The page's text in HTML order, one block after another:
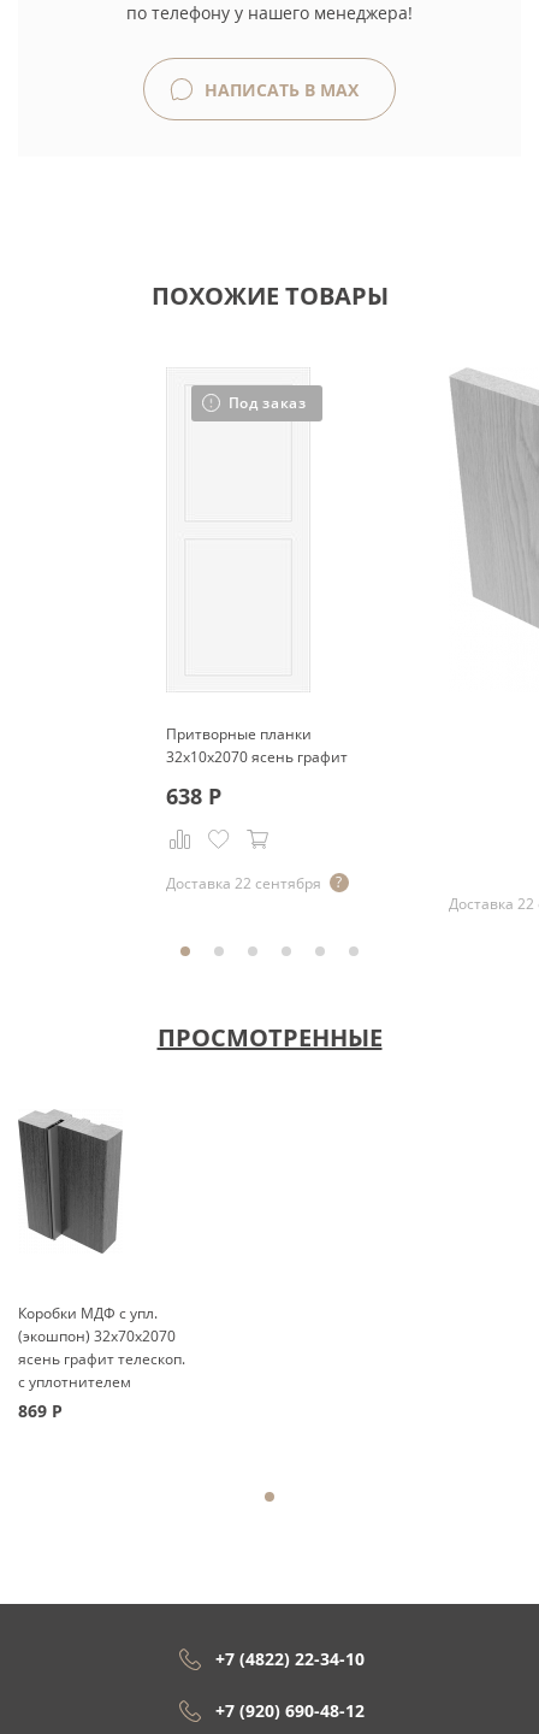
по телефону у нашего менеджера!
НАПИСАТЬ В MAX
ПОХОЖИЕ ТОВАРЫ
Под заказ
Притворные планки
32x10x2070 ясень графит
638Р
Доставка 22 сентября
Доставка 22
ПРОСМОТРЕННЫЕ
Коробки МДФ с упл.
(экошпон) 32x70x2070
ясень графит телескоп.
с уплотнителем
869 Р
+7 (4822) 22-34-10
+7 (920) 690-48-12